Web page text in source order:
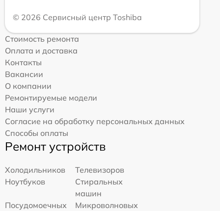
© 2026 Сервисный центр Toshiba
Стоимость ремонта
Оплата и доставка
Контакты
Вакансии
О компании
Ремонтируемые модели
Наши услуги
Согласие на обработку персональных данных
Способы оплаты
Ремонт устройств
Холодильников
Телевизоров
Ноутбуков
Стиральных
машин
Посудомоечных
Микроволновых